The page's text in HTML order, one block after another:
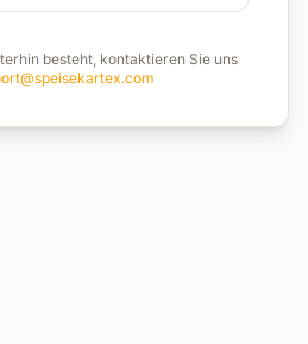
besteht, kontaktieren Sie uns